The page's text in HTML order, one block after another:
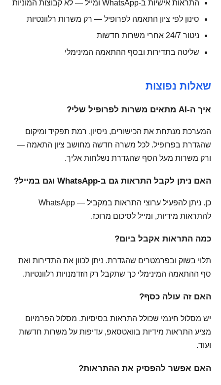
התראות אישיות ב-WhatsApp ומייל — לא קבוצות המוניות
סינון לפי ציון התאמה לפרופיל — רק משרות רלוונטיות
ניטור 24/7 אחרי משרות חדשות
שליטה בתדירות ובסף ההתאמה המינימלי
שאלות נפוצות
איך ה-AI מתאים משרות לפרופיל שלי?
המערכת מנתחת את הכישורים, ניסיון, רמת תפקיד ומיקום
שהגדרת בפרופיל. לכל משרה חדשה מחושב ציון התאמה —
ורק משרות מעל הסף שהגדרת נשלחות אליך.
האם ניתן לקבל התראות גם ב-WhatsApp וגם במייל?
כן. ניתן להפעיל ערוצי התראות במקביל — WhatsApp
להתראות מידיות, ומייל לסיכום מרוכז.
כמה התראות אקבל ביום?
תלוי בשוק ובפרמטרים שהגדרת. ניתן לכוון את התדירות ואת
סף ההתאמה המינימלי כך שתקבל רק הזדמנויות רלוונטיות.
האם זה עולה כסף?
יש מסלול חינמי שכולל התראות בסיסיות. מסלול הפרמיום
מציע התראות מידיות בוואטסאפ, עדיפות על משרות חדשות
ועוד.
האם אפשר להפסיק את ההתראות?